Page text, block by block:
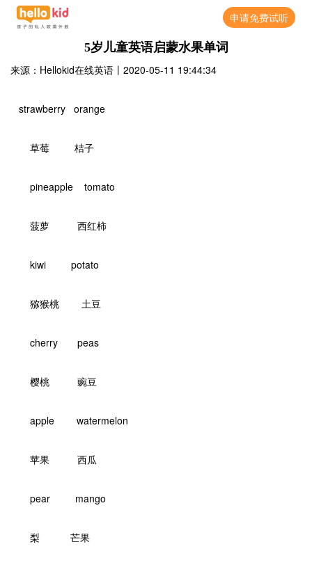
申请免费试听
5岁儿童英语启蒙水果单词
来源：Hellokid在线英语 丨 2020-05-11 19:44:34
strawberry orange
草莓 桔子
pineapple tomato
菠萝 西红柿
kiwi potato
猕猴桃 土豆
cherry peas
樱桃 豌豆
apple watermelon
苹果 西瓜
pear mango
梨 芒果